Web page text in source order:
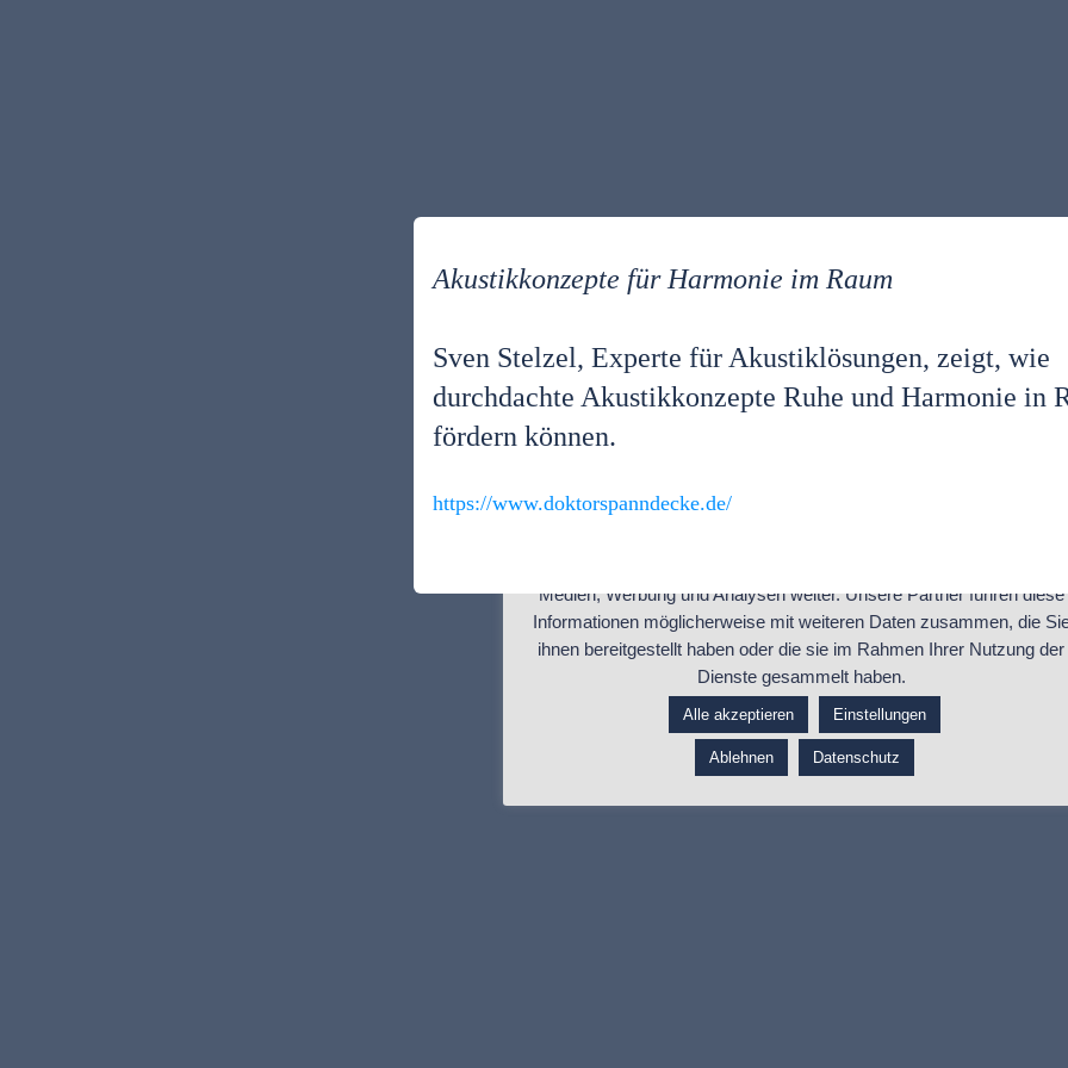
Akustikkonzepte für Harmonie im Raum
Sven Stelzel, Experte für Akustiklösungen, zeigt, wie
durchdachte Akustikkonzepte Ruhe und Harmonie in
fördern können.
https://www.doktorspanndecke.de/
Funktionen für soziale Medien anbieten zu können und die Zugriffe
Medien, Werbung und Analysen weiter. Unsere Partner führen diese
Informationen möglicherweise mit weiteren Daten zusammen, die
ihnen bereitgestellt haben oder die sie im Rahmen Ihrer Nutzung der
Dienste gesammelt haben.
Alle akzeptieren Einstellungen
Ablehnen Datenschutz